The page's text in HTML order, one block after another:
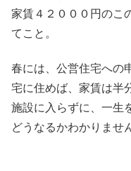
家賃４２０００円のこ
てこと。
春には、公営住宅への
宅に住めば、家賃は半
施設に入らずに、一生
どうなるかわかりませ